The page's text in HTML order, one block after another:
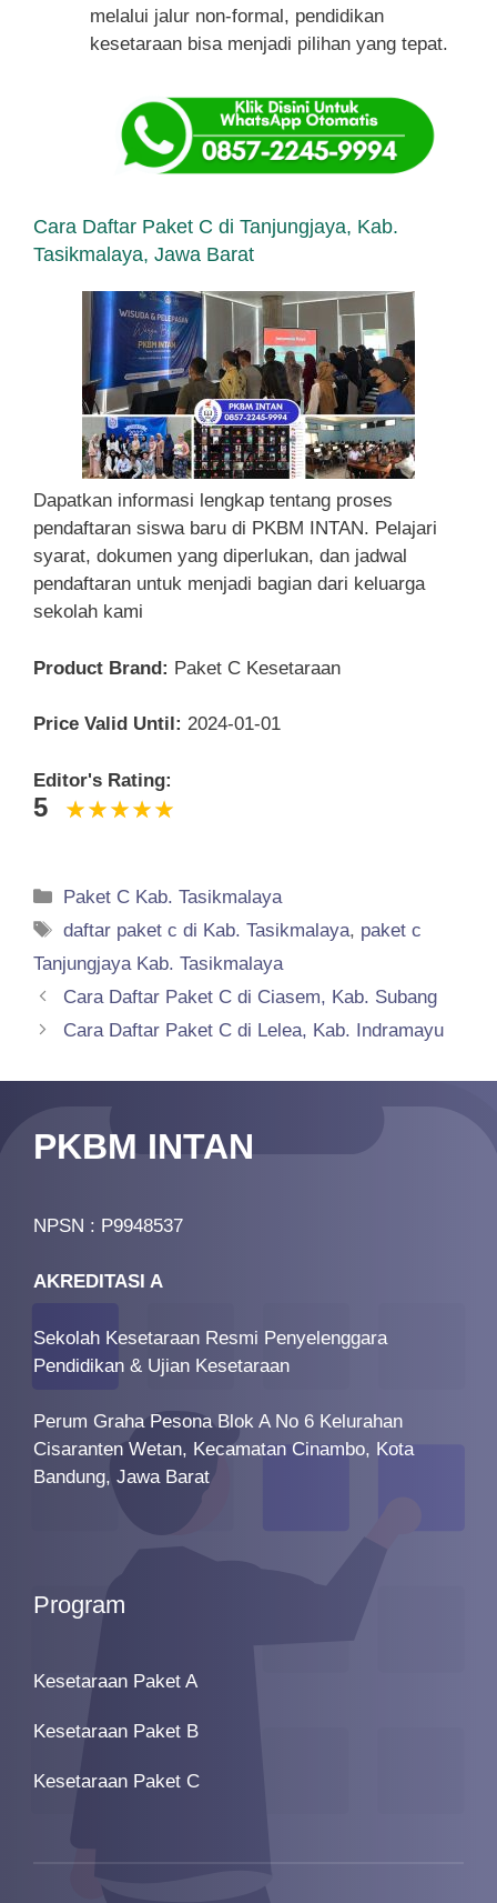
melalui jalur non-formal, pendidikan
kesetaraan bisa menjadi pilihan yang tepat.
Cara Daftar Paket C di Tanjungjaya, Kab.
Tasikmalaya, Jawa Barat
Dapatkan informasi lengkap tentang proses
pendaftaran siswa baru di PKBM INTAN. Pelajari
syarat, dokumen yang diperlukan, dan jadwal
pendaftaran untuk menjadi bagian dari keluarga
sekolah kami
Product Brand: Paket C Kesetaraan
Price Valid Until: 2024-01-01
Editor's Rating:
5
Categories
Paket C Kab. Tasikmalaya
Tags
daftar paket c di Kab. Tasikmalaya, paket c
Tanjungjaya Kab. Tasikmalaya
Cara Daftar Paket C di Ciasem, Kab. Subang
Cara Daftar Paket C di Lelea, Kab. Indramayu
PKBM INTAN
NPSN : P9948537
AKREDITASI A
Sekolah Kesetaraan Resmi Penyelenggara
Pendidikan & Ujian Kesetaraan
Perum Graha Pesona Blok A No 6 Kelurahan
Cisaranten Wetan, Kecamatan Cinambo, Kota
Bandung, Jawa Barat
Program
Kesetaraan Paket A
Kesetaraan Paket B
Kesetaraan Paket C